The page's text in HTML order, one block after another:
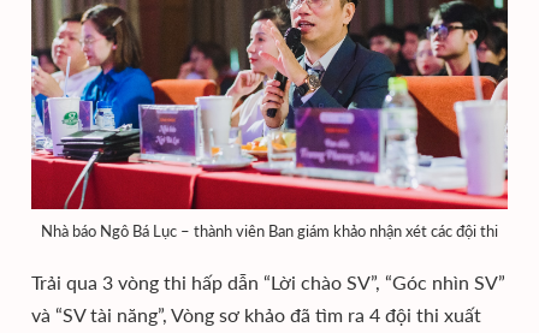
Nhà báo Ngô Bá Lục – thành viên Ban giám khảo nhận xét các đội thi
Trải qua 3 vòng thi hấp dẫn “Lời chào SV”, “Góc nhìn SV”
và “SV tài năng”, Vòng sơ khảo đã tìm ra 4 đội thi xuất